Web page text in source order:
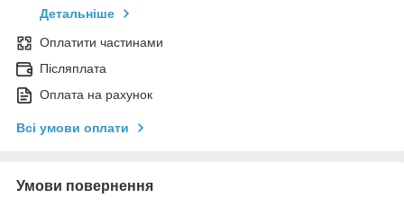
Детальніше
Оплатити частинами
Післяплата
Оплата на рахунок
Всі умови оплати
Умови повернення